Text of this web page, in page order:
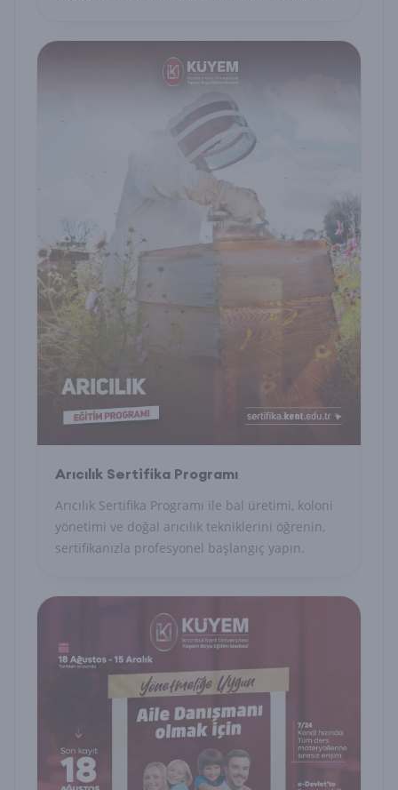
Arıcılık Sertifika Programı
Arıcılık Sertifika Programı ile bal üretimi, koloni
yönetimi ve doğal arıcılık tekniklerini öğrenin,
sertifikanızla profesyonel başlangıç yapın.